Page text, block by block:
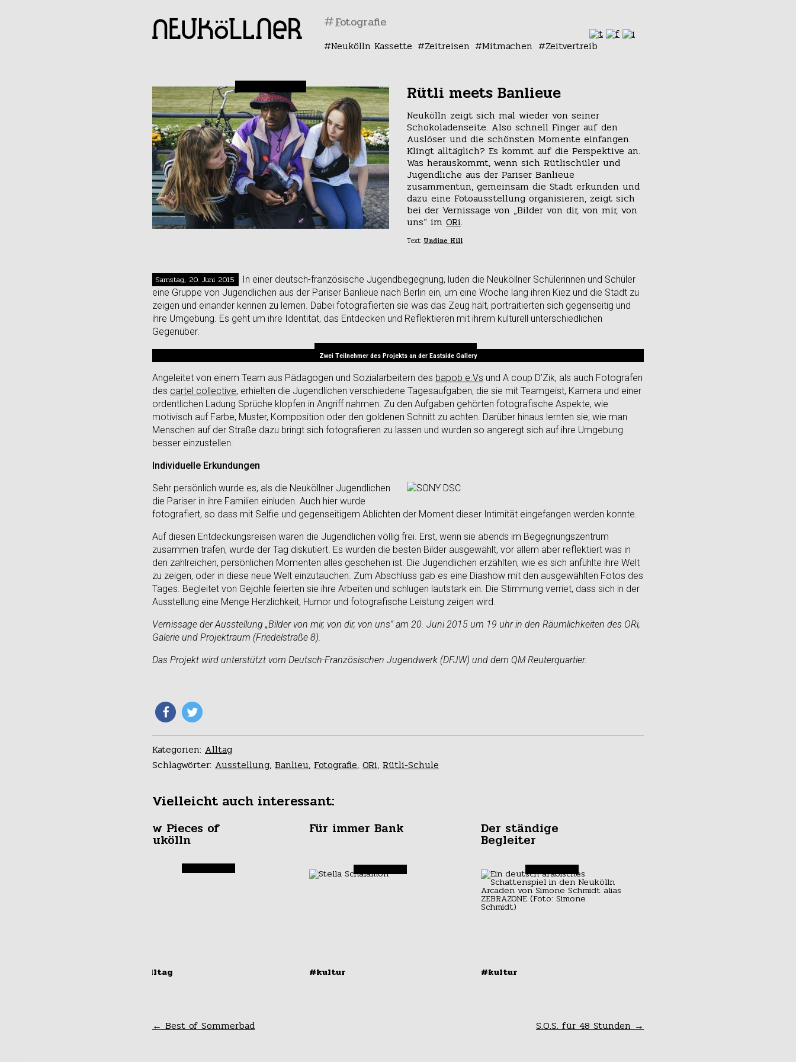
#
Neukölln Kassette Zeitreisen Mitmachen Zeitvertreib
Rütli meets Banlieue
Neukölln zeigt sich mal wieder von seiner
Schokoladenseite. Also schnell Finger auf den
Auslöser und die schönsten Momente einfangen.
Klingt alltäglich? Es kommt auf die Perspektive an.
Was herauskommt, wenn sich Rütlischüler und
Jugendliche aus der Pariser Banlieue
zusammentun, gemeinsam die Stadt erkunden und
dazu eine Fotoausstellung organisieren, zeigt sich
bei der Vernissage von „Bilder von dir, von mir, von
uns“ im ORi.
Text: Undine Hill
Samstag, 20. Juni 2015
In einer deutsch-französische Jugendbegegnung, luden die Neuköllner Schülerinnen und Schüler
eine Gruppe von Jugendlichen aus der Pariser Banlieue nach Berlin ein, um eine Woche lang ihren Kiez und die Stadt zu
zeigen und einander kennen zu lernen. Dabei fotografierten sie was das Zeug hält, portraitierten sich gegenseitig und
ihre Umgebung. Es geht um ihre Identität, das Entdecken und Reflektieren mit ihrem kulturell unterschiedlichen
Gegenüber.
Zwei Teilnehmer des Projekts an der Eastside Gallery
Angeleitet von einem Team aus Pädagogen und Sozialarbeitern des bapob e.Vs und A coup D’Zik, als auch Fotografen
des cartel collective, erhielten die Jugendlichen verschiedene Tagesaufgaben, die sie mit Teamgeist, Kamera und einer
ordentlichen Ladung Sprüche klopfen in Angriff nahmen. Zu den Aufgaben gehörten fotografische Aspekte, wie
motivisch auf Farbe, Muster, Komposition oder den goldenen Schnitt zu achten. Darüber hinaus lernten sie, wie man
Menschen auf der Straße dazu bringt sich fotografieren zu lassen und wurden so angeregt sich auf ihre Umgebung
besser einzustellen.
Individuelle Erkundungen
Sehr persönlich wurde es, als die Neuköllner Jugendlichen
die Pariser in ihre Familien einluden. Auch hier wurde
fotografiert, so dass mit Selfie und gegenseitigem Ablichten der Moment dieser Intimität eingefangen werden konnte.
Auf diesen Entdeckungsreisen waren die Jugendlichen völlig frei. Erst, wenn sie abends im Begegnungszentrum
zusammen trafen, wurde der Tag diskutiert. Es wurden die besten Bilder ausgewählt, vor allem aber reflektiert was in
den zahlreichen, persönlichen Momenten alles geschehen ist. Die Jugendlichen erzählten, wie es sich anfühlte ihre Welt
zu zeigen, oder in diese neue Welt einzutauchen. Zum Abschluss gab es eine Diashow mit den ausgewählten Fotos des
Tages. Begleitet von Gejohle feierten sie ihre Arbeiten und schlugen lautstark ein. Die Stimmung verriet, dass sich in der
Ausstellung eine Menge Herzlichkeit, Humor und fotografische Leistung zeigen wird.
Vernissage der Ausstellung „Bilder von mir, von dir, von uns” am 20. Juni 2015 um 19 uhr in den Räumlichkeiten des ORi,
Galerie und Projektraum (Friedelstraße 8).
Das Projekt wird unterstützt vom Deutsch-Französischen Jugendwerk (DFJW) und dem QM Reuterquartier.
Kategorien: Alltag
Schlagwörter: Ausstellung, Banlieu, Fotografie, ORi, Rütli-Schule
Vielleicht auch interessant:
New Pieces of
Neukölln
#alltag
Für immer Bank
#kultur
Der ständige
Begleiter
#kultur
Leichenkeller
← Best of Sommerbad S.O.S. für 48 Stunden →